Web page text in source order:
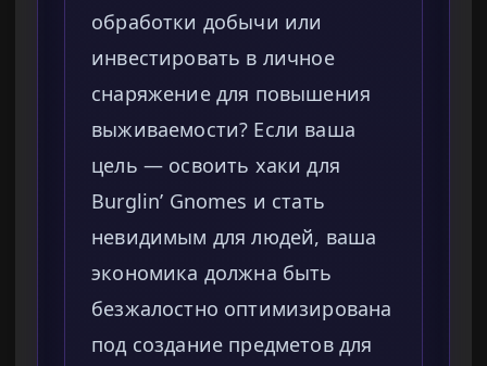
обработки добычи или
инвестировать в личное
снаряжение для повышения
выживаемости? Если ваша
цель — освоить хаки для
Burglin’ Gnomes и стать
невидимым для людей, ваша
экономика должна быть
безжалостно оптимизирована
под создание предметов для